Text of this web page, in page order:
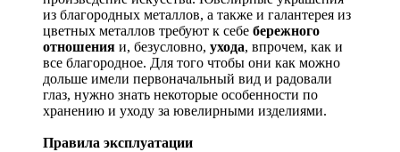
из благородных металлов, а также и галантерея из
цветных металлов требуют к себе бережного
отношения и, безусловно, ухода, впрочем, как и
все благородное. Для того чтобы они как можно
дольше имели первоначальный вид и радовали
глаз, нужно знать некоторые особенности по
хранению и уходу за ювелирными изделиями.
Правила эксплуатации